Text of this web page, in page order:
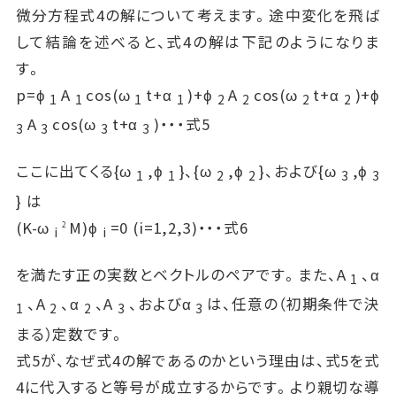
微分方程式4の解について考えます。途中変化を飛ば
して結論を述べると、式4の解は下記のようになりま
す。
p=ϕ 1 A 1 cos(ω 1 t+α 1 )+ϕ 2A 2 cos(ω 2 t+α 2 )+ϕ
3 A 3 cos(ω 3 t+α 3 )・・・式5
ここに出てくる{ω 1 ,ϕ 1 }、{ω 2 ,ϕ 2}、および{ω 3 ,ϕ 3
} は
(K-ω i 2 M)ϕ i =0 (i=1,2,3)・・・式6
を満たす正の実数とベクトルのペアです。また、A 1 、α
1 、A 2 、α 2 、A 3 、およびα 3 は、任意の（初期条件で決
まる）定数です。
式5が、なぜ式4の解であるのかという理由は、式5を式
4に代入すると等号が成立するからです。より親切な導